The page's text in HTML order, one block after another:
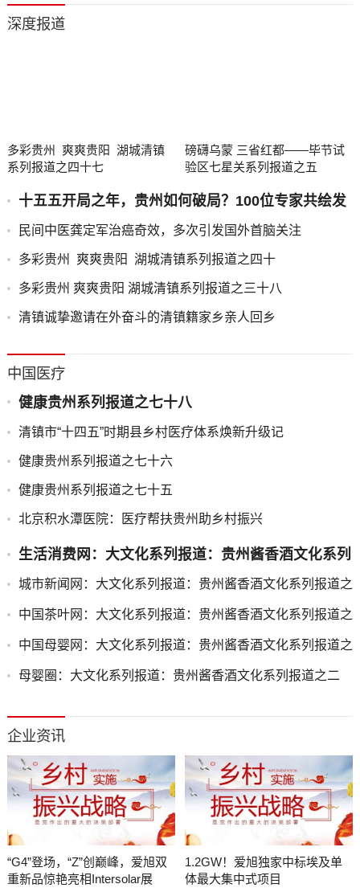
深度报道
多彩贵州 爽爽贵阳 湖城清镇
系列报道之四十七
磅礴乌蒙 三省红都——毕节试
验区七星关系列报道之五
十五五开局之年，贵州如何破局？100位专家共绘发
展蓝图
民间中医龚定军治癌奇效，多次引发国外首脑关注
多彩贵州 爽爽贵阳 湖城清镇系列报道之四十
多彩贵州 爽爽贵阳 湖城清镇系列报道之三十八
清镇诚挚邀请在外奋斗的清镇籍家乡亲人回乡
中国医疗
健康贵州系列报道之七十八
清镇市“十四五”时期县乡村医疗体系焕新升级记
健康贵州系列报道之七十六
健康贵州系列报道之七十五
北京积水潭医院：医疗帮扶贵州助乡村振兴
生活消费网：大文化系列报道：贵州酱香酒文化系列
报道之二
城市新闻网：大文化系列报道：贵州酱香酒文化系列报道之
中国茶叶网：大文化系列报道：贵州酱香酒文化系列报道之
中国母婴网：大文化系列报道：贵州酱香酒文化系列报道之
母婴圈：大文化系列报道：贵州酱香酒文化系列报道之二
企业资讯
“G4”登场，“Z”创巅峰，爱旭双
重新品惊艳亮相Intersolar展
1.2GW！爱旭独家中标埃及单
体最大集中式项目